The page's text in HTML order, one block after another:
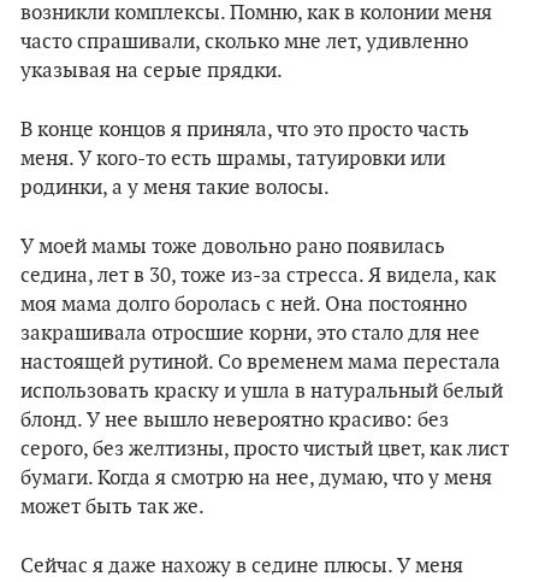
возникли комплексы. Помню, как в колонии меня
часто спрашивали, сколько мне лет, удивленно
указывая на серые прядки.
В конце концов я приняла, что это просто часть
меня. У кого-то есть шрамы, татуировки или
родинки, а у меня такие волосы.
У моей мамы тоже довольно рано появилась
седина, лет в 30, тоже из-за стресса. Я видела, как
моя мама долго боролась с ней. Она постоянно
закрашивала отросшие корни, это стало для нее
настоящей рутиной. Со временем мама перестала
использовать краску и ушла в натуральный белый
блонд. У нее вышло невероятно красиво: без
серого, без желтизны, просто чистый цвет, как лист
бумаги. Когда я смотрю на нее, думаю, что у меня
может быть так же.
Сейчас я даже нахожу в седине плюсы. У меня